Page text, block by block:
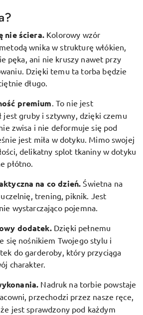
nie ściera. Kolorowy wzór
wnika w strukturę włókien,
pęka, ani nie kruszy nawet przy
Dzięki temu ta torba będzie
długo.
premium. To nie jest
jest gruby i sztywny, dzięki czemu
zwisa i nie deformuje się pod
jest miła w dotyku. Mimo swojej
delikatny splot tkaniny w dotyku
płótno.
na co dzień. Świetna na
trening, piknik. Jest
wystarczająco pojemna.
dodatek. Dzięki pełnemu
się nośnikiem Twojego stylu i
do garderoby, który przyciąga
charakter.
Nadruk na torbie powstaje
przechodzi przez nasze ręce,
jest sprawdzony pod każdym